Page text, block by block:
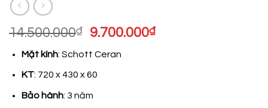
14.500.000₫
Giá
là:
14.500.000₫.
9.700.000₫Giá
Mặt kính: Schott Ceran
KT: 720 x 430 x 60
Bảo hành: 3 năm